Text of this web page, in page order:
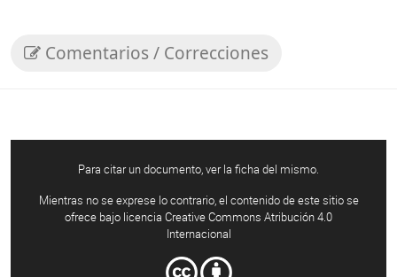
Comentarios / Correcciones
Para citar un documento, ver la ficha del mismo.
Mientras no se exprese lo contrario, el contenido de este sitio se
ofrece bajo licencia Creative Commons Atribución 4.0
Internacional